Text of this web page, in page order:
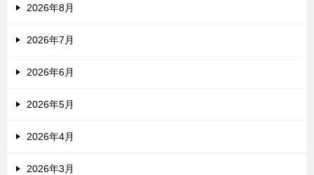
2026年8月
2026年7月
2026年6月
2026年5月
2026年4月
2026年3月